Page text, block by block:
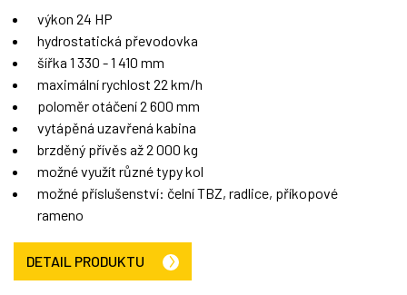
výkon 24 HP
hydrostatická převodovka
šířka 1 330 - 1 410 mm
maximální rychlost 22 km/h
poloměr otáčení 2 600 mm
vytápěná uzavřená kabina
brzděný přívěs až 2 000 kg
možné využít různé typy kol
možné příslušenství: čelní TBZ, radlice, příkopové
rameno
DETAIL PRODUKTU